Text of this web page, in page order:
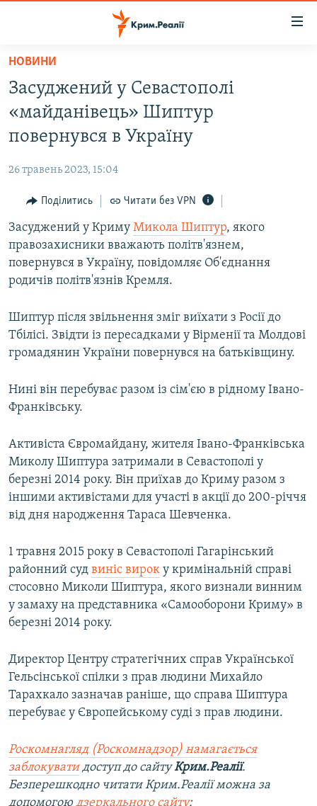
Перейти
основного
матеріалу
до
основної
навігації
Перейти
пошуку
ВОДА.КРИМ
БЛОГИ
ПОГЛЯД
ІНТЕРВ'Ю
ВСЕ ЗА ДЕНЬ
СПЕЦПРОЕКТИ
ВІДЕОУРОКИ «ELIFBE»
СВІДЧЕННЯ ОКУПАЦІЇ
УКРАЇНСЬКА ПРОБЛЕМА КРИМУ
ІНФОГРАФІКА
Русский
ДОЛУЧАЙСЯ!
Усі сайти RFE/RL
НОВИНИ
Засуджений у Севастополі
«майданівець» Шиптур
повернувся в Україну
26 травень 2023, 15:04
Поділитись Читати без VPN
Засуджений у Криму Микола Шиптур, якого
правозахисники вважають політв'язнем,
повернувся в Україну, повідомляє Об'єднання
родичів політв'язнів Кремля.
Шиптур після звільнення зміг виїхати з Росії до
Тбілісі. Звідти із пересадками у Вірменії та Молдові
громадянин України повернувся на батьківщину.
Нині він перебуває разом із сім'єю в рідному Івано-
Франківську.
Активіста Євромайдану, жителя Івано-Франківська
Миколу Шиптура затримали в Севастополі у
березні 2014 року. Він приїхав до Криму разом з
іншими активістами для участі в акції до 200-річчя
від дня народження Тараса Шевченка.
1 травня 2015 року в Севастополі Гагарінський
районний суд виніс вирок у кримінальній справі
стосовно Миколи Шиптура, якого визнали винним
у замаху на представника «Самооборони Криму» в
березні 2014 року.
Директор Центру стратегічних справ Української
Гельсінської спілки з прав людини Михайло
Тарахкало зазначав раніше, що справа Шиптура
перебуває у Європейському суді з прав людини.
Роскомнагляд (Роскомнадзор) намагається
заблокуватидоступ до сайтуКрим.Реалії.
Безперешкодно читати Крим.Реалії можна за
допомогою дзеркального сайту: